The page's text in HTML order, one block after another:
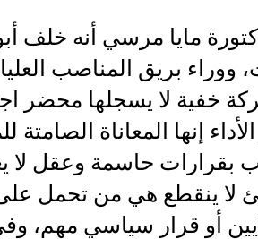
مايا مرسي أنه خلف
ووراء بريق المناصب
خفية لا يسجلها محضر
إنها المعاناة الصامتة
بقرارات حاسمة وعقل لا
لا ينقطع هي من تحمل
أو قرار سياسي مهم،